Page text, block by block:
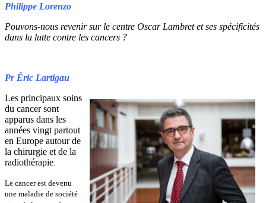
Philippe Lorenzo
Pouvons-nous revenir sur le centre Oscar Lambret et ses spécificités
dans la lutte contre les cancers ?
Pr Éric Lartigau
Les principaux soins
du cancer sont
apparus dans les
années vingt partout
en Europe autour de
la chirurgie et de la
radiothérapie
Le cancer est devenu
une maladie de société